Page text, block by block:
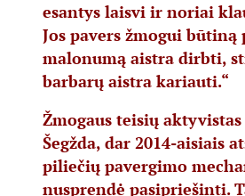
esantys laisvi ir noriai
Jos pavers žmogui
malonumą aistra dirbti,
barbarų aistra kariauti.“
Žmogaus teisių
Šegžda, dar 2014-aisiais
piliečių pavergimo
nusprendė pasipriešinti.